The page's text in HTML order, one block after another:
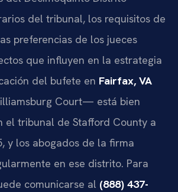
del tribunal, los requisitos de
preferencias de los jueces
que influyen en la estrategia
del bufete en Fairfax, VA
Court— está bien
el tribunal de Stafford County a
y los abogados de la firma
en ese distrito. Para
comunicarse al (888) 437-